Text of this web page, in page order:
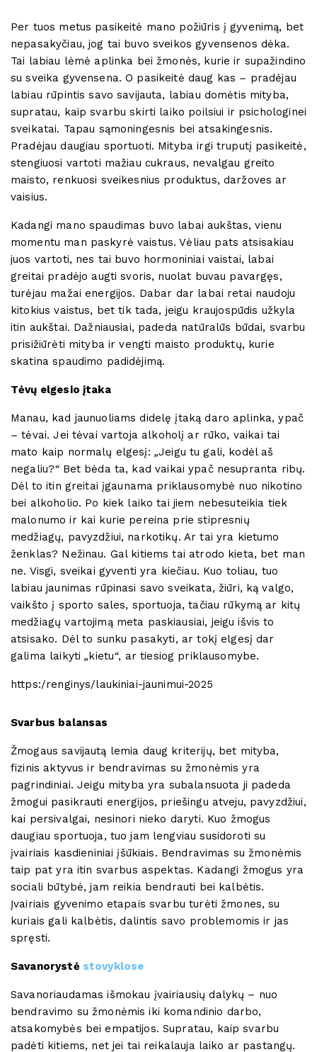
Per tuos metus pasikeitė mano požiūris į gyvenimą, bet
nepasakyčiau, jog tai buvo sveikos gyvensenos dėka.
Tai labiau lėmė aplinka bei žmonės, kurie ir supažindino
su sveika gyvensena. O pasikeitė daug kas – pradėjau
labiau rūpintis savo savijauta, labiau domėtis mityba,
supratau, kaip svarbu skirti laiko poilsiui ir psichologinei
sveikatai. Tapau sąmoningesnis bei atsakingesnis.
Pradėjau daugiau sportuoti. Mityba irgi truputį pasikeitė,
stengiuosi vartoti mažiau cukraus, nevalgau greito
maisto, renkuosi sveikesnius produktus, daržoves ar
vaisius.
Kadangi mano spaudimas buvo labai aukštas, vienu
momentu man paskyrė vaistus. Vėliau pats atsisakiau
juos vartoti, nes tai buvo hormoniniai vaistai, labai
greitai pradėjo augti svoris, nuolat buvau pavargęs,
turėjau mažai energijos. Dabar dar labai retai naudoju
kitokius vaistus, bet tik tada, jeigu kraujospūdis užkyla
itin aukštai. Dažniausiai, padeda natūralūs būdai, svarbu
prisižiūrėti mityba ir vengti maisto produktų, kurie
skatina spaudimo padidėjimą.
Tėvų elgesio įtaka
Manau, kad jaunuoliams didelę įtaką daro aplinka, ypač
–tėvai. Jei tėvai vartoja alkoholį ar rūko, vaikai tai
mato kaip normalų elgesį: „Jeigu tu gali, kodėl aš
negaliu?“Bet bėda ta, kad vaikai ypač nesupranta ribų.
Dėl to itin greitai įgaunama priklausomybė nuo nikotino
bei alkoholio. Po kiek laiko tai jiem nebesuteikia tiek
malonumo ir kai kurie pereina prie stipresnių
medžiagų, pavyzdžiui, narkotikų. Ar tai yra kietumo
ženklas? Nežinau. Gal kitiems tai atrodo kieta, bet man
ne. Visgi, sveikai gyventi yra kiečiau. Kuo toliau, tuo
labiau jaunimas rūpinasi savo sveikata, žiūri, ką valgo,
vaikšto į sporto sales, sportuoja, tačiau rūkymą ar kitų
medžiagų vartojimą meta paskiausiai, jeigu išvis to
atsisako. Dėl to sunku pasakyti, ar tokį elgesį dar
galima laikyti„kietu“, ar tiesiog priklausomybe.
https:/renginys/laukiniai-jaunimui-2025
Svarbus balansas
Žmogaus savijautą lemia daug kriterijų, bet mityba,
fizinis aktyvus ir bendravimas su žmonėmis yra
pagrindiniai. Jeigu mityba yra subalansuota ji padeda
žmogui pasikrauti energijos, priešingu atveju, pavyzdžiui,
kai persivalgai, nesinori nieko daryti. Kuo žmogus
daugiau sportuoja, tuo jam lengviau susidoroti su
įvairiais kasdieniniai įšūkiais. Bendravimas su žmonėmis
taip pat yra itin svarbus aspektas. Kadangi žmogus yra
sociali būtybė, jam reikia bendrauti bei kalbėtis.
Įvairiais gyvenimo etapais svarbu turėti žmones, su
kuriais gali kalbėtis, dalintis savo problemomis ir jas
spręsti.
Savanorystė stovyklose
Savanoriaudamas išmokau įvairiausių dalykų – nuo
bendravimo su žmonėmis iki komandinio darbo,
atsakomybės bei empatijos. Supratau, kaip svarbu
padėti kitiems, net jei tai reikalauja laiko ar pastangų.